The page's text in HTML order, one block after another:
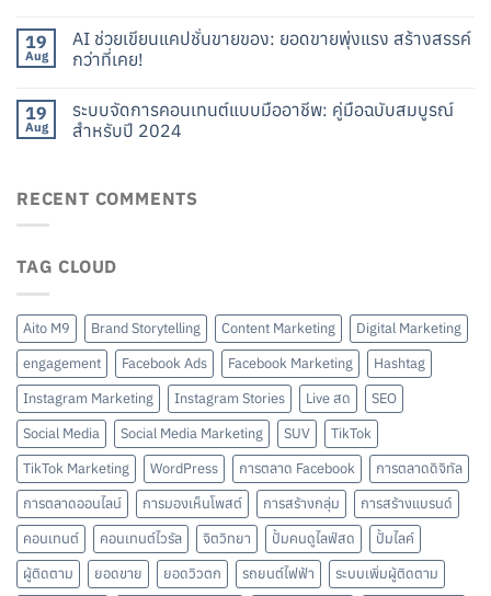
19
Aug
AI ช่วยเขียนแคปชั่นขายของ: ยอดขายพุ่งแรง สร้างสรรค์
กว่าที่เคย!
19
Aug
ระบบจัดการคอนเทนต์แบบมืออาชีพ: คู่มือฉบับสมบูรณ์
สำหรับปี 2024
RECENT COMMENTS
TAG CLOUD
Aito M9 Brand Storytelling Content Marketing
Digital Marketing
engagement
Facebook Ads Facebook Marketing
Hashtag
Instagram Marketing
Instagram Stories Live สด
SEO
Social Media
Social Media Marketing SUV
TikTok
TikTok Marketing
WordPress การตลาด Facebook
การตลาดดิจิทัล
การตลาดออนไลน์
การมองเห็นโพสต์ การสร้างกลุ่ม
การสร้างแบรนด์
คอนเทนต์
คอนเทนต์ไวรัล จิตวิทยา ปั้มคนดูไลฟ์สด
ปั้มไลค์
ผู้ติดตาม
ยอดขาย ยอดวิวตก รถยนต์ไฟฟ้า
ระบบเพิ่มผู้ติดตาม